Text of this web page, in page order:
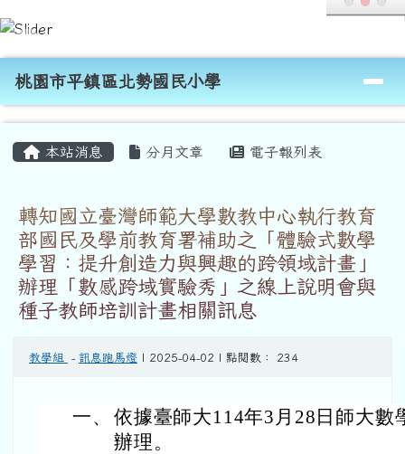
跳至主內容區
桃園市平鎮區北勢國民小學
導覽列
桃園市平鎮區北勢國民小學
本站消息 分月文章 電子報列表
轉知國立臺灣師範大學數教中心執行教育
部國民及學前教育署補助之「體驗式數學
學習：提升創造力與興趣的跨領域計畫」
辦理「數感跨域實驗秀」之線上說明會與
種子教師培訓計畫相關訊息
教學組 - 訊息跑馬燈 | 2025-04-02 | 點閱數： 234
一、 依據臺師大114年3月28日師大數
辦理。